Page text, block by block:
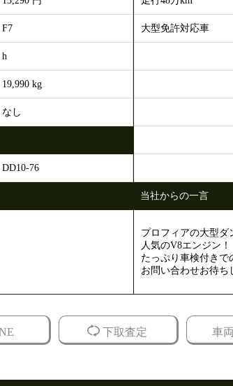
F7
h
19,990 kg
なし
DD10-76
大型免許対応車
当社からの一言
プロフィアの大型ダ
人気のV8エンジン！
たっぷり車検付きで
お問い合わせお待ち
下取査定 車